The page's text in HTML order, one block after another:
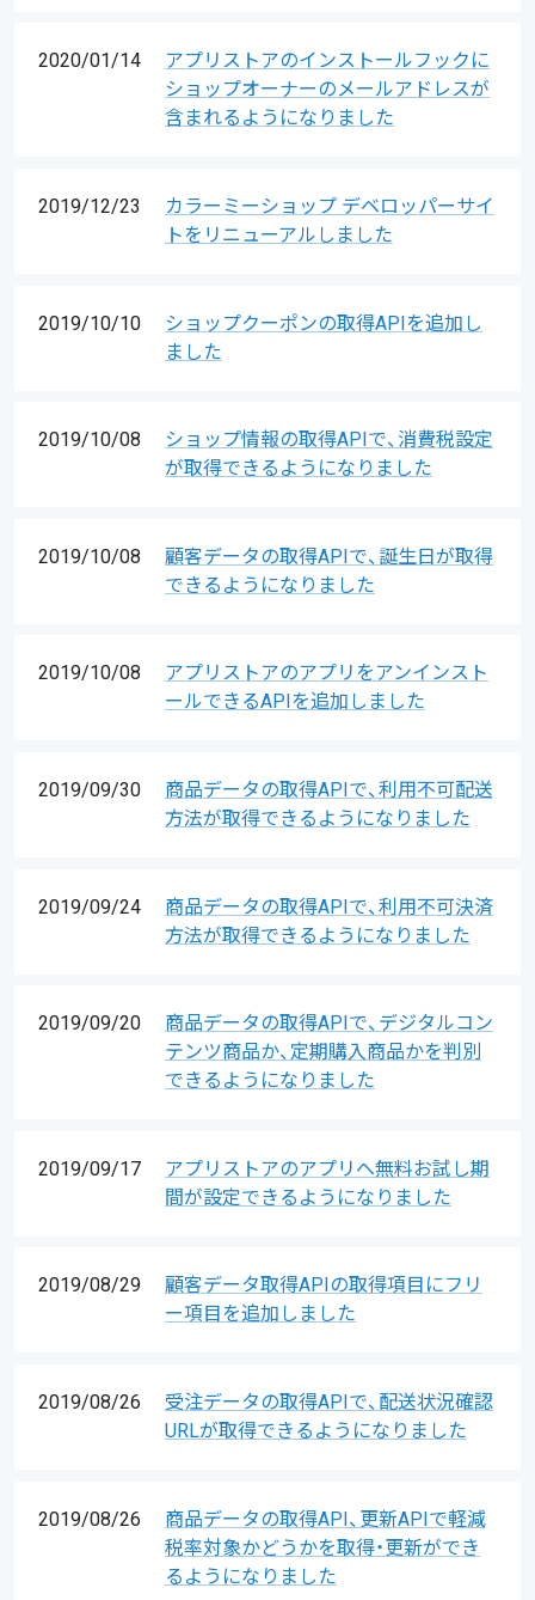
2020/01/14
アプリストアのインストールフックに
ショップオーナーのメールアドレスが
含まれるようになりました
2019/12/23
カラーミーショップ デベロッパーサイ
トをリニューアルしました
2019/10/10
ショップクーポンの取得APIを追加し
ました
2019/10/08
ショップ情報の取得APIで、消費税設定
が取得できるようになりました
2019/10/08
顧客データの取得APIで、誕生日が取得
できるようになりました
2019/10/08
アプリストアのアプリをアンインスト
ールできるAPIを追加しました
2019/09/30
商品データの取得APIで、利用不可配送
方法が取得できるようになりました
2019/09/24
商品データの取得APIで、利用不可決済
方法が取得できるようになりました
2019/09/20
商品データの取得APIで、デジタルコン
テンツ商品か、定期購入商品かを判別
できるようになりました
2019/09/17
アプリストアのアプリへ無料お試し期
間が設定できるようになりました
2019/08/29
顧客データ取得APIの取得項目にフリ
ー項目を追加しました
2019/08/26
受注データの取得APIで、配送状況確認
URLが取得できるようになりました
2019/08/26
商品データの取得API、更新APIで軽減
税率対象かどうかを取得・更新ができ
るようになりました